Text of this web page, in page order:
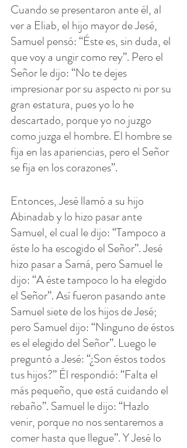
Cuando se presentaron ante él, al
ver a Eliab, el hijo mayor de Jesé,
Samuel pensó: “Éste es, sin duda, el
que voy a ungir como rey”. Pero el
Señor le dijo: “No te dejes
impresionar por su aspecto ni por su
gran estatura, pues yo lo he
descartado, porque yo no juzgo
como juzga el hombre. El hombre se
fija en las apariencias, pero el Señor
se fija en los corazones”.
Entonces, Jesé llamó a su hijo
Abinadab y lo hizo pasar ante
Samuel, el cual le dijo: “Tampoco a
éste lo ha escogido el Señor”. Jesé
hizo pasar a Samá, pero Samuel le
dijo: “A éste tampoco lo ha elegido
el Señor”. Así fueron pasando ante
Samuel siete de los hijos de Jesé;
pero Samuel dijo: “Ninguno de éstos
es el elegido del Señor”. Luego le
preguntó a Jesé: “¿Son éstos todos
tus hijos?” Él respondió: “Falta el
más pequeño, que está cuidando el
rebaño”. Samuel le dijo: “Hazlo
venir, porque no nos sentaremos a
comer hasta que llegue”. Y Jesé lo